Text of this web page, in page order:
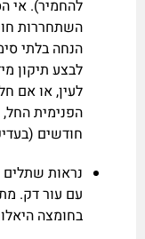
להחמיר). אי
השתחררות
הנחה בלתי
לבצע תיקון
לעין, או אם
הפנימית
חודשים
נראות שתלים
עם עור דק.
בחומצה